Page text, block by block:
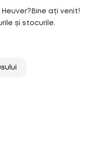
ați venit!
și stocurile.